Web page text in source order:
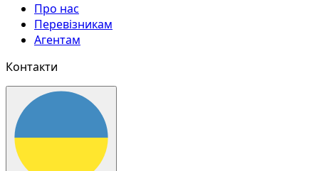
Про нас
Перевізникам
Агентам
Контакти